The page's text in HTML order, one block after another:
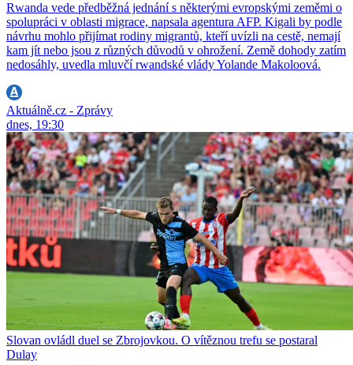
Rwanda vede předběžná jednání s některými evropskými zeměmi o
spolupráci v oblasti migrace, napsala agentura AFP. Kigali by podle
návrhu mohlo přijímat rodiny migrantů, kteří uvízli na cestě, nemají
kam jít nebo jsou z různých důvodů v ohrožení. Země dohody zatím
nedosáhly, uvedla mluvčí rwandské vlády Yolande Makoloová.
Aktuálně.cz - Zprávy
dnes, 19:30
Slovan ovládl duel se Zbrojovkou. O vítěznou trefu se postaral
Dulay